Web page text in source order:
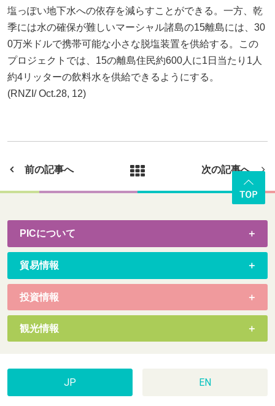
塩っぽい地下水への依存を減らすことができる。一方、乾
季には水の確保が難しいマーシャル諸島の15離島には、30
0万米ドルで携帯可能な小さな脱塩装置を供給する。この
プロジェクトでは、15の離島住民約600人に1日当たり1人
約4リッターの飲料水を供給できるようにする。
(RNZI/ Oct.28, 12)
前の記事へ 次の記事へ
PICについて
貿易情報
投資情報
観光情報
JP EN